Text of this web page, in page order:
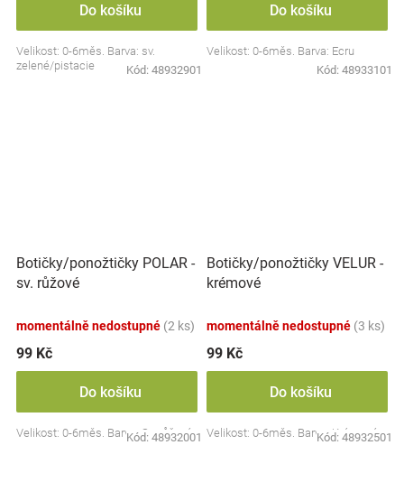
Do košíku
Velikost: 0-6měs. Barva: sv.
zelené/pistacie
Kód: 48932901
Do košíku
Velikost: 0-6měs. Barva: Ecru
Kód: 48933101
Botičky/ponožtičky POLAR -
sv. růžové
momentálně nedostupné (2 ks)
99 Kč
Do košíku
Velikost: 0-6měs. Barva: Sv. růžová
Kód: 48932001
Botičky/ponožtičky VELUR -
krémové
momentálně nedostupné (3 ks)
99 Kč
Do košíku
Velikost: 0-6měs. Barva: Krémová
Kód: 48932501